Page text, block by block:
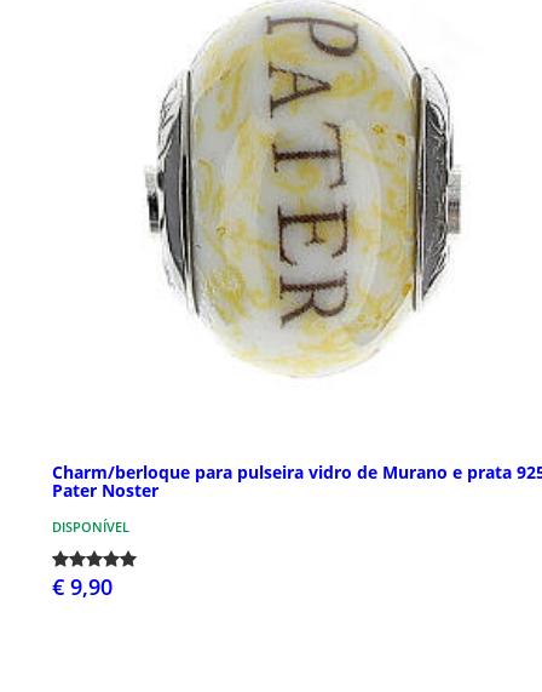
Charm/berloque para pulseira vidro de Murano e prata
Pater Noster
DISPONÍVEL
€ 9,90